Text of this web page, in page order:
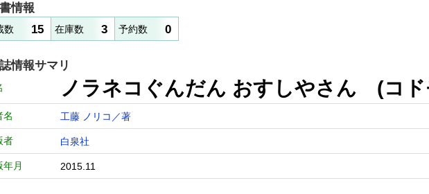
情報
数 15 在庫数 3 予約数 0
情報サマリ
ノラネコぐんだん おすしやさん (コ
名 工藤 ノリコ／著
者 白泉社
年月 2015.11